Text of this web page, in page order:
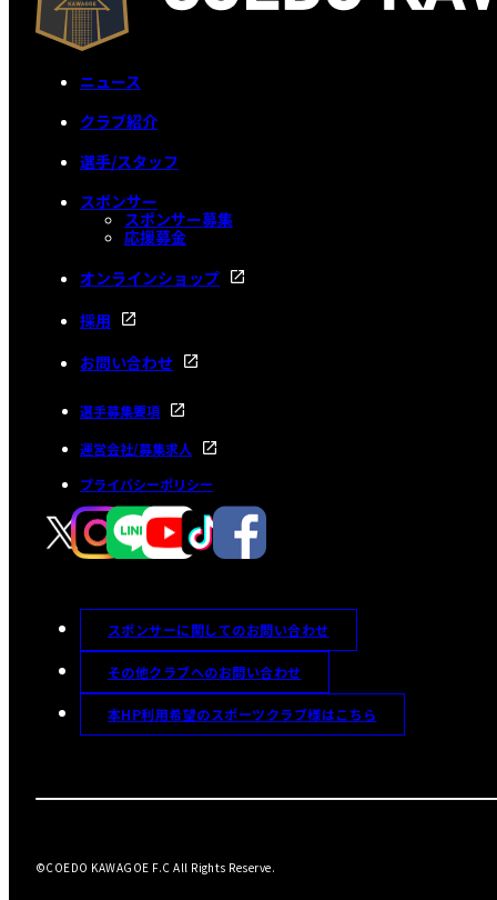
ニュース
クラブ紹介
選手/スタッフ
スポンサー
スポンサー募集
応援募金
オンラインショップ
採用
お問い合わせ
選手募集要項
運営会社/募集求人
プライバシーポリシー
スポンサーに関してのお問い合わせ
その他クラブへのお問い合わせ
本HP利用希望のスポーツクラブ様はこちら
©COEDO KAWAGOE F.C All Rights Reserve.